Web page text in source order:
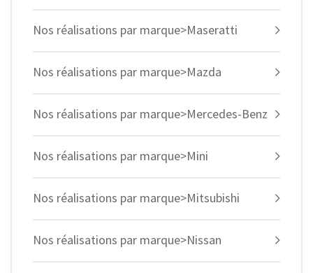
Nos réalisations par marque>Maseratti
Nos réalisations par marque>Mazda
Nos réalisations par marque>Mercedes-Benz
Nos réalisations par marque>Mini
Nos réalisations par marque>Mitsubishi
Nos réalisations par marque>Nissan